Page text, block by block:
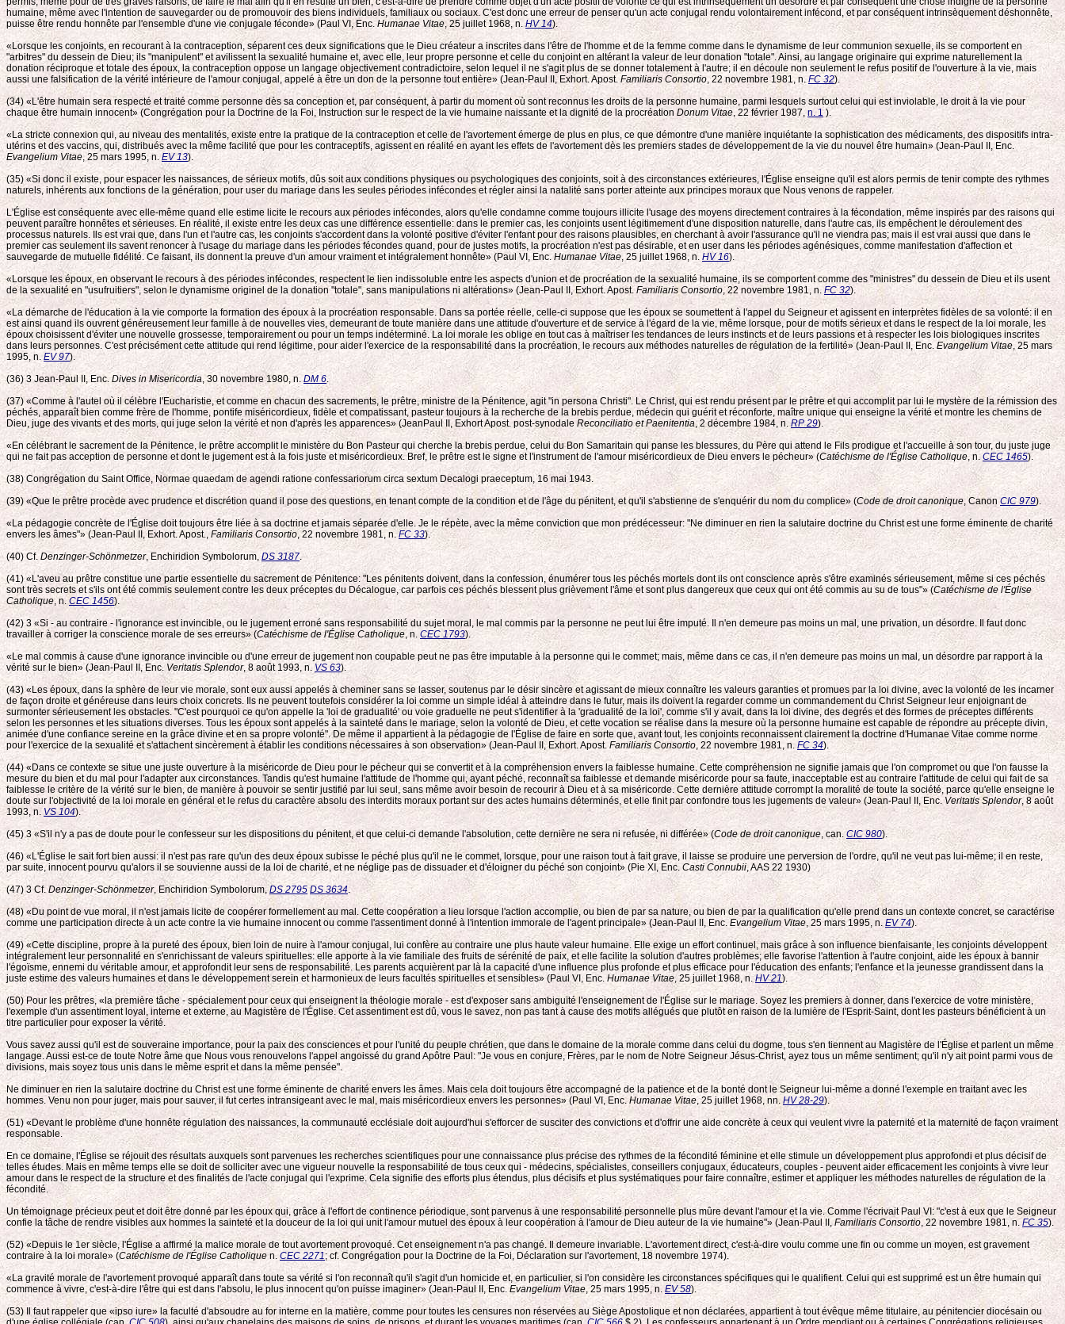
humaine, même avec l'intention de sauvegarder ou de promouvoir des biens individuels, familiaux ou sociaux. C'est donc une erreur de penser qu'un acte conjugal rendu volontairement infécond, et par conséquent intrinsèquement déshonnête,
puisse être rendu honnête par l'ensemble d'une vie conjugale féconde» (Paul VI, Enc.Humanae Vitae, 25 juillet 1968, n. HV 14).
«Lorsque les conjoints, en recourant à la contraception, séparent ces deux significations que le Dieu créateur a inscrites dans l'être de l'homme et de la femme comme dans le dynamisme de leur communion sexuelle, ils se comportent en
"arbitres" du dessein de Dieu; ils "manipulent" et avilissent la sexualité humaine et, avec elle, leur propre personne et celle du conjoint en altérant la valeur de leur donation "totale". Ainsi, au langage originaire qui exprime naturellement la
donation réciproque et totale des époux, la contraception oppose un langage objectivement contradictoire, selon lequel il ne s'agit plus de se donner totalement à l'autre; il en découle non seulement le refus positif de l'ouverture à la vie, mais
aussi une falsification de la vérité intérieure de l'amour conjugal, appelé à être un don de la personne tout entière» (Jean-Paul II, Exhort. Apost. Familiaris Consortio, 22 novembre 1981, n.FC 32).
(34) «L'être humain sera respecté et traité comme personne dès sa conception et, par conséquent, à partir du moment où sont reconnus les droits de la personne humaine, parmi lesquels surtout celui qui est inviolable, le droit à la vie pour
chaque être humain innocent» (Congrégation pour la Doctrine de la Foi, Instruction sur le respect de la vie humaine naissante et la dignité de la procréation Donum Vitae, 22 février 1987,n. 1 ).
«La stricte connexion qui, au niveau des mentalités, existe entre la pratique de la contraception et celle de l'avortement émerge de plus en plus, ce que démontre d'une manière inquiétante la sophistication des médicaments, des dispositifs intra-
utérins et des vaccins, qui, distribués avec la même facilité que pour les contraceptifs, agissent en réalité en ayant les effets de l'avortement dès les premiers stades de développement de la vie du nouvel être humain» (Jean-Paul II, Enc.
Evangelium Vitae, 25 mars 1995, n.EV 13).
(35) «Si donc il existe, pour espacer les naissances, de sérieux motifs, dûs soit aux conditions physiques ou psychologiques des conjoints, soit à des circonstances extérieures, l'Église enseigne qu'il est alors permis de tenir compte des rythmes
naturels, inhérents aux fonctions de la génération, pour user du mariage dans les seules périodes infécondes et régler ainsi la natalité sans porter atteinte aux principes moraux que Nous venons de rappeler.
L'Église est conséquente avec elle-même quand elle estime licite le recours aux périodes infécondes, alors qu'elle condamne comme toujours illicite l'usage des moyens directement contraires à la fécondation, même inspirés par des raisons qui
peuvent paraître honnêtes et sérieuses. En réalité, il existe entre les deux cas une différence essentielle: dans le premier cas, les conjoints usent légitimement d'une disposition naturelle, dans l'autre cas, ils empêchent le déroulement des
processus naturels. Ils est vrai que, dans l'un et l'autre cas, les conjoints s'accordent dans la volonté positive d'éviter l'enfant pour des raisons plausibles, en cherchant à avoir l'assurance qu'il ne viendra pas; mais il est vrai aussi que dans le
premier cas seulement ils savent renoncer à l'usage du mariage dans les périodes fécondes quand, pour de justes motifs, la procréation n'est pas désirable, et en user dans les périodes agénésiques, comme manifestation d'affection et
sauvegarde de mutuelle fidélité. Ce faisant, ils donnent la preuve d'un amour vraiment et intégralement honnête» (Paul VI, Enc. Humanae Vitae, 25 juillet 1968, n. HV 16).
«Lorsque les époux, en observant le recours à des périodes infécondes, respectent le lien indissoluble entre les aspects d'union et de procréation de la sexualité humaine, ils se comportent comme des "ministres" du dessein de Dieu et ils usent
de la sexualité en "usufruitiers", selon le dynamisme originel de la donation "totale", sans manipulations ni altérations» (Jean-Paul II, Exhort. Apost.Familiaris Consortio, 22 novembre 1981, n. FC 32).
«La démarche de l'éducation à la vie comporte la formation des époux à la procréation responsable. Dans sa portée réelle, celle-ci suppose que les époux se soumettent à l'appel du Seigneur et agissent en interprètes fidèles de sa volonté: il en
est ainsi quand ils ouvrent généreusement leur famille à de nouvelles vies, demeurant de toute manière dans une attitude d'ouverture et de service à l'égard de la vie, même lorsque, pour de motifs sérieux et dans le respect de la loi morale, les
époux choisissent d'éviter une nouvelle grossesse, temporairement ou pour un temps indéterminé. La loi morale les oblige en tout cas à maîtriser les tendances de leurs instincts et de leurs passions et à respecter les lois biologiques inscrites
dans leurs personnes. C'est précisément cette attitude qui rend légitime, pour aider l'exercice de la responsabilité dans la procréation, le recours aux méthodes naturelles de régulation de la fertilité» (Jean-Paul II, Enc. Evangelium Vitae, 25 mars
1995, n. EV 97).
(36) 3 Jean-Paul II, Enc. Dives in Misericordia, 30 novembre 1980, n. DM 6.
(37) «Comme à l'autel où il célèbre l'Eucharistie, et comme en chacun des sacrements, le prêtre, ministre de la Pénitence, agit "in persona Christi". Le Christ, qui est rendu présent par le prêtre et qui accomplit par lui le mystère de la rémission des
péchés, apparaît bien comme frère de l'homme, pontife miséricordieux, fidèle et compatissant, pasteur toujours à la recherche de la brebis perdue, médecin qui guérit et réconforte, maître unique qui enseigne la vérité et montre les chemins de
Dieu, juge des vivants et des morts, qui juge selon la vérité et non d'après les apparences» (JeanPaul II, Exhort Apost. post-synodale Reconciliatio et Paenitentia, 2 décembre 1984, n.RP 29).
«En célébrant le sacrement de la Pénitence, le prêtre accomplit le ministère du Bon Pasteur qui cherche la brebis perdue, celui du Bon Samaritain qui panse les blessures, du Père qui attend le Fils prodigue et l'accueille à son tour, du juste juge
qui ne fait pas acception de personne et dont le jugement est à la fois juste et miséricordieux. Bref, le prêtre est le signe et l'instrument de l'amour miséricordieux de Dieu envers le pécheur» (Catéchisme de l'Église Catholique, n. CEC 1465).
(38) Congrégation du Saint Office, Normae quaedam de agendi ratione confessariorum circa sextum Decalogi praeceptum, 16 mai 1943.
(39) «Que le prêtre procède avec prudence et discrétion quand il pose des questions, en tenant compte de la condition et de l'âge du pénitent, et qu'il s'abstienne de s'enquérir du nom du complice» (Code de droit canonique, Canon CIC 979).
«La pédagogie concrète de l'Église doit toujours être liée à sa doctrine et jamais séparée d'elle. Je le répète, avec la même conviction que mon prédécesseur: "Ne diminuer en rien la salutaire doctrine du Christ est une forme éminente de charité
envers les âmes"» (Jean-Paul II, Exhort. Apost., Familiaris Consortio, 22 novembre 1981, n. FC 33).
(40) Cf. Denzinger-Schönmetzer, Enchiridion Symbolorum,DS 3187.
(41) «L'aveu au prêtre constitue une partie essentielle du sacrement de Pénitence: "Les pénitents doivent, dans la confession, énumérer tous les péchés mortels dont ils ont conscience après s'être examinés sérieusement, même si ces péchés
sont très secrets et s'ils ont été commis seulement contre les deux préceptes du Décalogue, car parfois ces péchés blessent plus grièvement l'âme et sont plus dangereux que ceux qui ont été commis au su de tous"» (Catéchisme de l'Église
Catholique, n.CEC 1456).
(42) 3 «Si - au contraire - l'ignorance est invincible, ou le jugement erroné sans responsabilité du sujet moral, le mal commis par la personne ne peut lui être imputé. Il n'en demeure pas moins un mal, une privation, un désordre. Il faut donc
travailler à corriger la conscience morale de ses erreurs» (Catéchisme de l'Église Catholique, n. CEC 1793).
«Le mal commis à cause d'une ignorance invincible ou d'une erreur de jugement non coupable peut ne pas être imputable à la personne qui le commet; mais, même dans ce cas, il n'en demeure pas moins un mal, un désordre par rapport à la
vérité sur le bien» (Jean-Paul II, Enc.Veritatis Splendor, 8 août 1993, n. VS 63).
(43) «Les époux, dans la sphère de leur vie morale, sont eux aussi appelés à cheminer sans se lasser, soutenus par le désir sincère et agissant de mieux connaître les valeurs garanties et promues par la loi divine, avec la volonté de les incarner
de façon droite et généreuse dans leurs choix concrets. Ils ne peuvent toutefois considérer la loi comme un simple idéal à atteindre dans le futur, mais ils doivent la regarder comme un commandement du Christ Seigneur leur enjoignant de
surmonter sérieusement les obstacles. "C'est pourquoi ce qu'on appelle la 'loi de gradualité' ou voie graduelle ne peut s'identifier à la 'gradualité de la loi', comme s'il y avait, dans la loi divine, des degrés et des formes de préceptes différents
selon les personnes et les situations diverses. Tous les époux sont appelés à la sainteté dans le mariage, selon la volonté de Dieu, et cette vocation se réalise dans la mesure où la personne humaine est capable de répondre au précepte divin,
animée d'une confiance sereine en la grâce divine et en sa propre volonté". De même il appartient à la pédagogie de l'Église de faire en sorte que, avant tout, les conjoints reconnaissent clairement la doctrine d'Humanae Vitae comme norme
pour l'exercice de la sexualité et s'attachent sincèrement à établir les conditions nécessaires à son observation» (Jean-Paul II, Exhort. Apost. Familiaris Consortio, 22 novembre 1981, n. FC 34).
(44) «Dans ce contexte se situe une juste ouverture à la miséricorde de Dieu pour le pécheur qui se convertit et à la compréhension envers la faiblesse humaine. Cette compréhension ne signifie jamais que l'on compromet ou que l'on fausse la
mesure du bien et du mal pour l'adapter aux circonstances. Tandis qu'est humaine l'attitude de l'homme qui, ayant péché, reconnaît sa faiblesse et demande miséricorde pour sa faute, inacceptable est au contraire l'attitude de celui qui fait de sa
faiblesse le critère de la vérité sur le bien, de manière à pouvoir se sentir justifié par lui seul, sans même avoir besoin de recourir à Dieu et à sa miséricorde. Cette dernière attitude corrompt la moralité de toute la société, parce qu'elle enseigne le
doute sur l'objectivité de la loi morale en général et le refus du caractère absolu des interdits moraux portant sur des actes humains déterminés, et elle finit par confondre tous les jugements de valeur» (Jean-Paul II, Enc.Veritatis Splendor, 8 août
1993, n.VS 104).
(45) 3 «S'il n'y a pas de doute pour le confesseur sur les dispositions du pénitent, et que celui-ci demande l'absolution, cette dernière ne sera ni refusée, ni différée» (Code de droit canonique, can.CIC 980).
(46) «L'Église le sait fort bien aussi: il n'est pas rare qu'un des deux époux subisse le péché plus qu'il ne le commet, lorsque, pour une raison tout à fait grave, il laisse se produire une perversion de l'ordre, qu'il ne veut pas lui-même; il en reste,
par suite, innocent pourvu qu'alors il se souvienne aussi de la loi de charité, et ne néglige pas de dissuader et d'éloigner du péché son conjoint» (Pie XI, Enc. Casti Connubii, AAS 22 1930)
(47) 3 Cf.Denzinger-Schönmetzer, Enchiridion Symbolorum, DS 2795 DS 3634.
(48) «Du point de vue moral, il n'est jamais licite de coopérer formellement au mal. Cette coopération a lieu lorsque l'action accomplie, ou bien de par sa nature, ou bien de par la qualification qu'elle prend dans un contexte concret, se caractérise
comme une participation directe à un acte contre la vie humaine innocent ou comme l'assentiment donné à l'intention immorale de l'agent principale» (Jean-Paul II, Enc. Evangelium Vitae, 25 mars 1995, n. EV 74).
(49) «Cette discipline, propre à la pureté des époux, bien loin de nuire à l'amour conjugal, lui confère au contraire une plus haute valeur humaine. Elle exige un effort continuel, mais grâce à son influence bienfaisante, les conjoints développent
intégralement leur personnalité en s'enrichissant de valeurs spirituelles: elle apporte à la vie familiale des fruits de sérénité de paix, et elle facilite la solution d'autres problèmes; elle favorise l'attention à l'autre conjoint, aide les époux à bannir
l'égoïsme, ennemi du véritable amour, et approfondit leur sens de responsabilité. Les parents acquièrent par là la capacité d'une influence plus profonde et plus efficace pour l'éducation des enfants; l'enfance et la jeunesse grandissent dans la
juste estime des valeurs humaines et dans le développement serein et harmonieux de leurs facultés spirituelles et sensibles» (Paul VI, Enc.Humanae Vitae, 25 juillet 1968, n.HV 21).
(50) Pour les prêtres, «la première tâche - spécialement pour ceux qui enseignent la théologie morale - est d'exposer sans ambiguïté l'enseignement de l'Église sur le mariage. Soyez les premiers à donner, dans l'exercice de votre ministère,
l'exemple d'un assentiment loyal, interne et externe, au Magistère de l'Église. Cet assentiment est dû, vous le savez, non pas tant à cause des motifs allégués que plutôt en raison de la lumière de l'Esprit-Saint, dont les pasteurs bénéficient à un
titre particulier pour exposer la vérité.
Vous savez aussi qu'il est de souveraine importance, pour la paix des consciences et pour l'unité du peuple chrétien, que dans le domaine de la morale comme dans celui du dogme, tous s'en tiennent au Magistère de l'Église et parlent un même
langage. Aussi est-ce de toute Notre âme que Nous vous renouvelons l'appel angoissé du grand Apôtre Paul: "Je vous en conjure, Frères, par le nom de Notre Seigneur Jésus-Christ, ayez tous un même sentiment; qu'il n'y ait point parmi vous de
divisions, mais soyez tous unis dans le même esprit et dans la même pensée".
Ne diminuer en rien la salutaire doctrine du Christ est une forme éminente de charité envers les âmes. Mais cela doit toujours être accompagné de la patience et de la bonté dont le Seigneur lui-même a donné l'exemple en traitant avec les
hommes. Venu non pour juger, mais pour sauver, il fut certes intransigeant avec le mal, mais miséricordieux envers les personnes» (Paul VI, Enc.Humanae Vitae, 25 juillet 1968, nn. HV 28-29).
(51) «Devant le problème d'une honnête régulation des naissances, la communauté ecclésiale doit aujourd'hui s'efforcer de susciter des convictions et d'offrir une aide concrète à ceux qui veulent vivre la paternité et la maternité de façon vraiment
responsable.
En ce domaine, l'Église se réjouit des résultats auxquels sont parvenues les recherches scientifiques pour une connaissance plus précise des rythmes de la fécondité féminine et elle stimule un développement plus approfondi et plus décisif de
telles études. Mais en même temps elle se doit de solliciter avec une vigueur nouvelle la responsabilité de tous ceux qui - médecins, spécialistes, conseillers conjugaux, éducateurs, couples - peuvent aider efficacement les conjoints à vivre leur
amour dans le respect de la structure et des finalités de l'acte conjugal qui l'exprime. Cela signifie des efforts plus étendus, plus décisifs et plus systématiques pour faire connaître, estimer et appliquer les méthodes naturelles de régulation de la
fécondité.
Un témoignage précieux peut et doit être donné par les époux qui, grâce à l'effort de continence périodique, sont parvenus à une responsabilité personnelle plus mûre devant l'amour et la vie. Comme l'écrivait Paul VI: "c'est à eux que le Seigneur
confie la tâche de rendre visibles aux hommes la sainteté et la douceur de la loi qui unit l'amour mutuel des époux à leur coopération à l'amour de Dieu auteur de la vie humaine"» (Jean-Paul II,Familiaris Consortio, 22 novembre 1981, n.FC 35).
(52) «Depuis le 1er siècle, l'Église a affirmé la malice morale de tout avortement provoqué. Cet enseignement n'a pas changé. Il demeure invariable. L'avortement direct, c'est-à-dire voulu comme une fin ou comme un moyen, est gravement
contraire à la loi morale» (Catéchisme de l'Église Catholiquen. CEC 2271; cf. Congrégation pour la Doctrine de la Foi, Déclaration sur l'avortement, 18 novembre 1974).
«La gravité morale de l'avortement provoqué apparaît dans toute sa vérité si l'on reconnaît qu'il s'agit d'un homicide et, en particulier, si l'on considère les circonstances spécifiques qui le qualifient. Celui qui est supprimé est un être humain qui
commence à vivre, c'est-à-dire l'être qui est dans l'absolu, le plus innocent qu'on puisse imaginer» (Jean-Paul II, Enc.Evangelium Vitae, 25 mars 1995, n. EV 58).
(53) Il faut rappeler que «ipso iure» la faculté d'absoudre au for interne en la matière, comme pour toutes les censures non réservées au Siège Apostolique et non déclarées, appartient à tout évêque même titulaire, au pénitencier diocésain ou